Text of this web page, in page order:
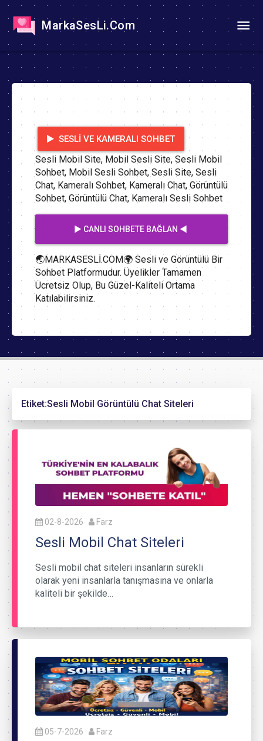
MarkaSesLi.Com
SESLI VE KAMERALI SOHBET
Sesli Mobil Site, Mobil Sesli Site, Sesli Mobil
Sohbet, Mobil Sesli Sohbet, Sesli Site, Sesli
Chat, Kameralı Sohbet, Kameralı Chat, Görüntülü
Sohbet, Görüntülü Chat, Kameralı Sesli Sohbet
▶️ CANLI SOHBETE BAĞLAN ◀️
🌏MARKASESLİ.COM🌍 Sesli ve Görüntülü Bir
Sohbet Platformudur. Üyelikler Tamamen
Ücretsiz Olup, Bu Güzel-Kaliteli Ortama
Katılabilirsiniz.
Etiket:Sesli Mobil Görüntülü Chat Siteleri
02-8-2026 Farz
Sesli Mobil Chat Siteleri
Sesli mobil chat siteleri insanların sürekli
olarak yeni insanlarla tanışmasına ve onlarla
kaliteli bir şekilde…
05-7-2026 Farz